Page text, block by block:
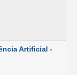
Artificial -